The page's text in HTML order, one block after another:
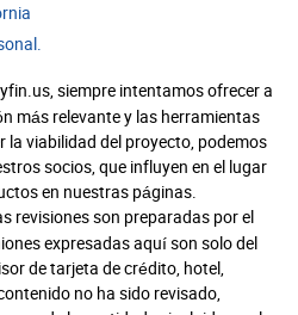
siempre intentamos ofrecer a
más relevante y las herramientas
viabilidad del proyecto, podemos
socios, que influyen en el lugar
en nuestras páginas.
revisiones son preparadas por el
expresadas aquí son solo del
de tarjeta de crédito, hotel,
no ha sido revisado,